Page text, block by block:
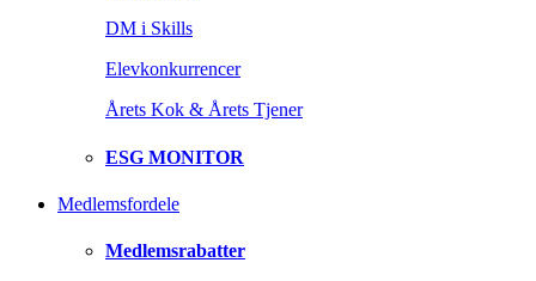
DM i Skills
Elevkonkurrencer
Årets Kok & Årets Tjener
ESG MONITOR
Medlemsfordele
Medlemsrabatter